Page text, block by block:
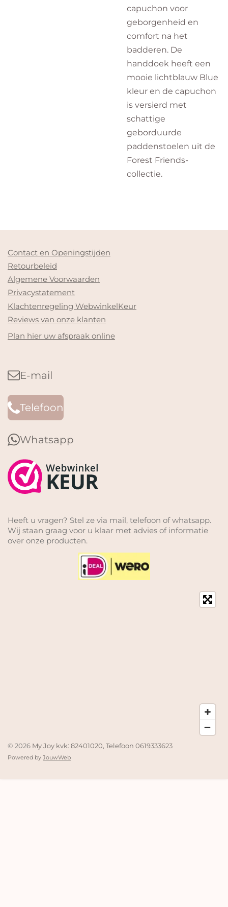
capuchon voor
geborgenheid en
comfort na het
badderen. De
handdoek heeft een
mooie lichtblauw Blue
kleur en de capuchon
is versierd met
schattige
geborduurde
paddenstoelen uit de
Forest Friends-
collectie.
Contact en Openingstijden
Retourbeleid
Algemene Voorwaarden
Privacystatement
Klachtenregeling WebwinkelKeur
Reviews van onze klanten
Plan hier uw afspraak online
E-mail
Telefoon
Whatsapp
Heeft u vragen? Stel ze via mail, telefoon of whatsapp.
Wij staan graag voor u klaar met advies of informatie
over onze producten.
© 2026 My Joy kvk: 82401020, Telefoon 0619333623
Powered by JouwWeb